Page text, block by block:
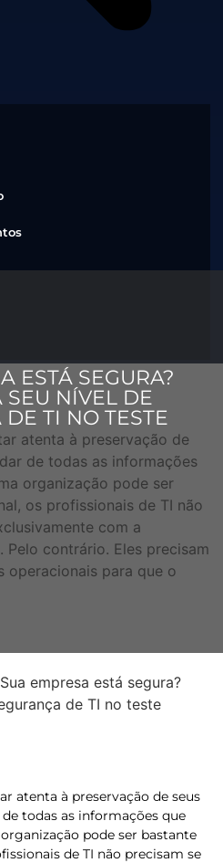
ESTÁ SEGURA?
SEU NÍVEL DE
TI NO TESTE
atenta à preservação de
de todas as informações
organização pode ser
os profissionais de TI não
com a
Pelo contrário. Eles precisam
operacionais para que o
Sua empresa está segura?
de TI no teste
atenta à preservação de seus
todas as informações que
pode ser bastante
de TI não precisam se